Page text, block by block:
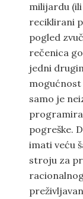
milijardu (ili
reciklirani
pogled
rečenica
jedni
samo je
pogreške.
imati veću
stroju za